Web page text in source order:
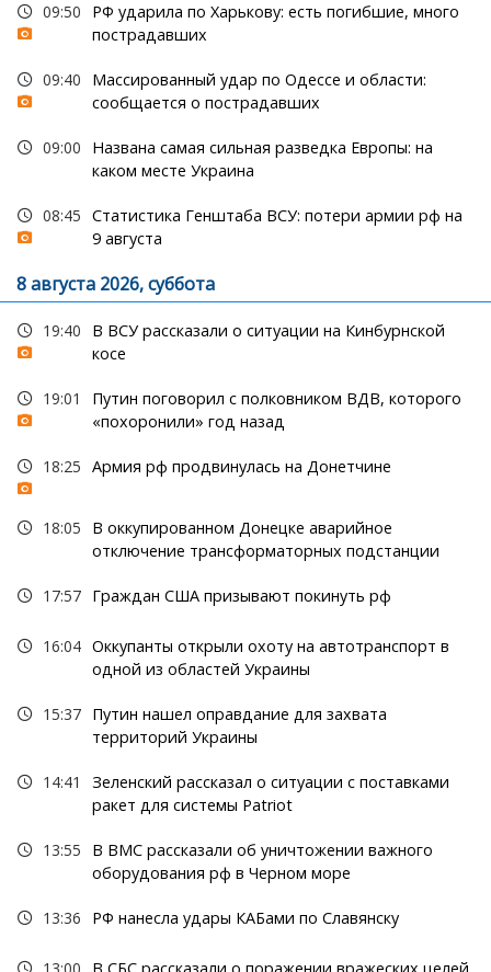
09:50
РФ ударила по Харькову: есть погибшие, много
пострадавших
09:40
Массированный удар по Одессе и области:
сообщается о пострадавших
09:00
Названа самая сильная разведка Европы: на
каком месте Украина
08:45 Статистика Генштаба ВСУ: потери армии рф на
9 августа
8 августа 2026, суббота
19:40
В ВСУ рассказали о ситуации на Кинбурнской
косе
19:01
Путин поговорил с полковником ВДВ, которого
«похоронили» год назад
18:25 Армия рф продвинулась на Донетчине
18:05
В оккупированном Донецке аварийное
отключение трансформаторных подстанции
17:57 Граждан США призывают покинуть рф
16:04 Оккупанты открыли охоту на автотранспорт в
одной из областей Украины
15:37 Путин нашел оправдание для захвата
территорий Украины
14:41
Зеленский рассказал о ситуации с поставками
ракет для системы Patriot
13:55
В ВМС рассказали об уничтожении важного
оборудования рф в Черном море
13:36 РФ нанесла удары КАБами по Славянску